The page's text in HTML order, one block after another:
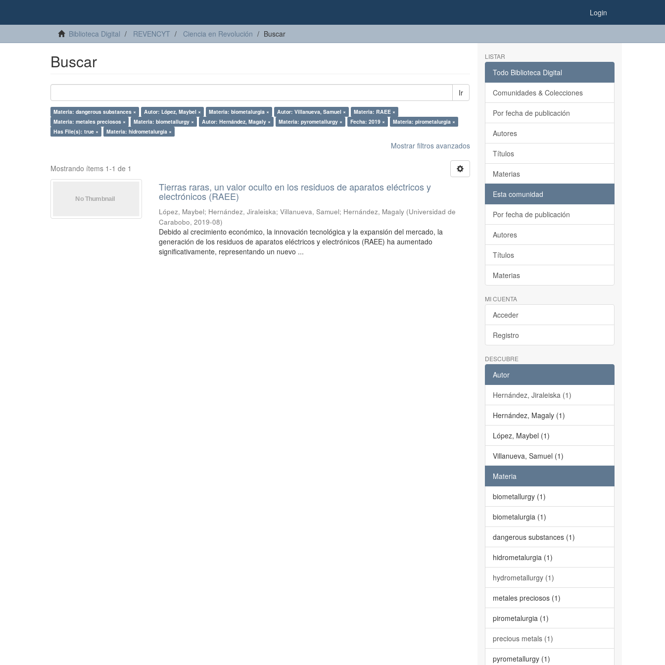
Login
Biblioteca Digital REVENCYT Ciencia en Revolución Buscar
Buscar
Ir
Materia: dangerous substances × Autor: López, Maybel × Materia: biometalurgia × Autor: Villanueva, Samuel ×
Materia: RAEE ×
Materia: metales preciosos ×
Materia: biometallurgy × Autor: Hernández, Magaly × Materia: pyrometallurgy × Fecha: 2019 ×
Materia: pirometalurgia ×
Has File(s): true ×
Materia: hidrometalurgia ×
Mostrar filtros avanzados
Mostrando ítems 1-1 de 1
Tierras raras, un valor oculto en los residuos de aparatos eléctricos y
electrónicos (RAEE)
López, Maybel; Hernández, Jiraleiska;Villanueva, Samuel; Hernández, Magaly (Universidad de
Carabobo,2019-08)
Debido al crecimiento económico, la innovación tecnológica y la expansión del mercado, la
generación de los residuos de aparatos eléctricos y electrónicos (RAEE) ha aumentado
significativamente, representando un nuevo ...
LISTAR
Todo Biblioteca Digital
Comunidades & Colecciones
Por fecha de publicación
Autores
Títulos
Materias
Esta comunidad
Por fecha de publicación
Autores
Títulos
Materias
MI CUENTA
Acceder
Registro
DESCUBRE
Autor
Hernández, Jiraleiska (1)
Hernández, Magaly (1)
López, Maybel (1)
Villanueva, Samuel (1)
Materia
biometallurgy (1)
biometalurgia (1)
dangerous substances (1)
hidrometalurgia (1)
hydrometallurgy (1)
metales preciosos (1)
pirometalurgia (1)
precious metals (1)
pyrometallurgy (1)